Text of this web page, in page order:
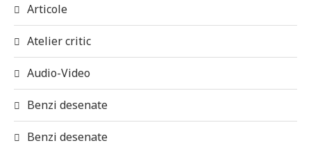
Articole
Atelier critic
Audio-Video
Benzi desenate
Benzi desenate